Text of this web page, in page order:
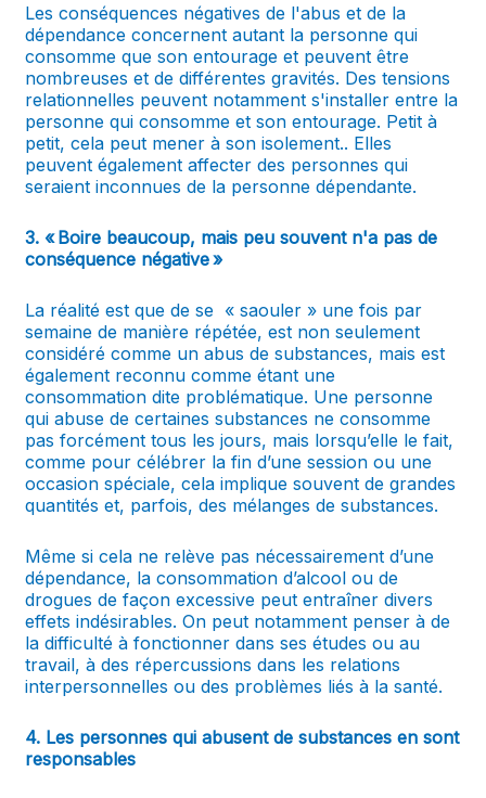
Les conséquences négatives de l'abus et de la
dépendance concernent autant la personne qui
consomme que son entourage et peuvent être
nombreuses et de différentes gravités. Des tensions
relationnelles peuvent notamment s'installer entre la
personne qui consomme et son entourage. Petit à
petit, cela peut mener à son isolement.. Elles
peuvent également affecter des personnes qui
seraient inconnues de la personne dépendante.
3. « Boire beaucoup, mais peu souvent n'a pas de
conséquence négative »
La réalité est que de se « saouler » une fois par
semaine de manière répétée, est non seulement
considéré comme un abus de substances, mais est
également reconnu comme étant une
consommation dite problématique. Une personne
qui abuse de certaines substances ne consomme
pas forcément tous les jours, mais lorsqu’elle le fait,
comme pour célébrer la fin d’une session ou une
occasion spéciale, cela implique souvent de grandes
quantités et, parfois, des mélanges de substances.
Même si cela ne relève pas nécessairement d’une
dépendance, la consommation d’alcool ou de
drogues de façon excessive peut entraîner divers
effets indésirables. On peut notamment penser à de
la difficulté à fonctionner dans ses études ou au
travail, à des répercussions dans les relations
interpersonnelles ou des problèmes liés à la santé.
4. Les personnes qui abusent de substances en sont
responsables